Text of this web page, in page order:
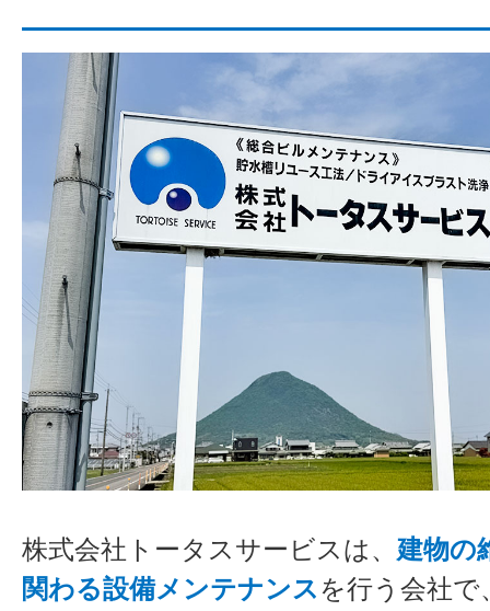
株式会社トータスサービスは、 建物の
関わる設備メンテナンスを行う会社で